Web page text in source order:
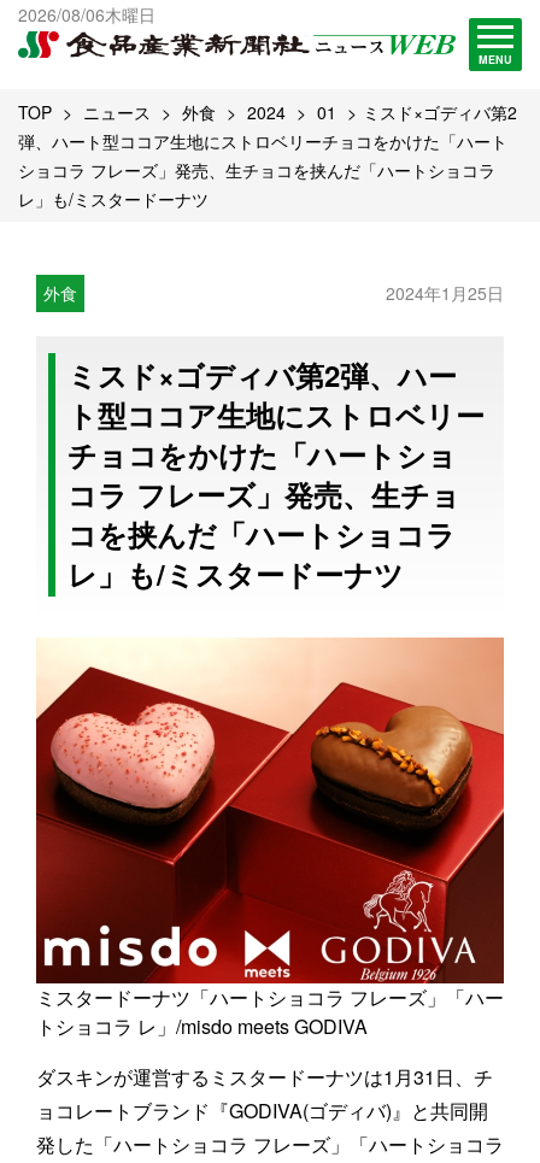
2026/08/06木曜日
MENU
出版物一覧へ
試読・購読申し込み
TOP ニュース 外食 2024 01
ミスド×ゴディバ第2
弾、ハート型ココア生地にストロベリーチョコをかけた「ハート
ショコラ フレーズ」発売、生チョコを挟んだ「ハートショコラ
レ」も/ミスタードーナツ
外食 2024年1月25日
ミスド×ゴディバ第2弾、ハー
ト型ココア生地にストロベリー
チョコをかけた「ハートショ
コラ フレーズ」発売、生チョ
コを挟んだ「ハートショコラ
レ」も/ミスタードーナツ
ミスタードーナツ「ハートショコラ フレーズ」「ハー
トショコラ レ」/misdo meets GODIVA
ダスキンが運営するミスタードーナツは1月31日、チ
ョコレートブランド『GODIVA(ゴディバ)』と共同開
発した「ハートショコラ フレーズ」「ハートショコラ